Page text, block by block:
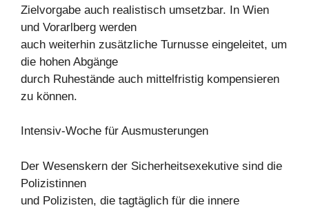
Zielvorgabe auch realistisch umsetzbar. In Wien
und Vorarlberg werden
auch weiterhin zusätzliche Turnusse eingeleitet, um
die hohen Abgänge
durch Ruhestände auch mittelfristig kompensieren
zu können.
Intensiv-Woche für Ausmusterungen
Der Wesenskern der Sicherheitsexekutive sind die
Polizistinnen
und Polizisten, die tagtäglich für die innere